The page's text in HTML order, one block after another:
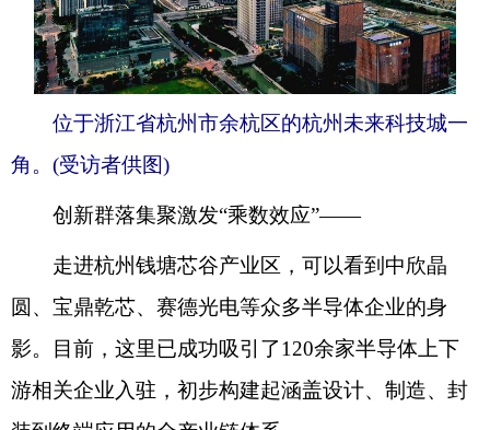
位于浙江省杭州市余杭区的杭州未来科技城一
角。(受访者供图)
创新群落集聚激发“乘数效应”——
走进杭州钱塘芯谷产业区，可以看到中欣晶
圆、宝鼎乾芯、赛德光电等众多半导体企业的身
影。目前，这里已成功吸引了120余家半导体上下
游相关企业入驻，初步构建起涵盖设计、制造、封